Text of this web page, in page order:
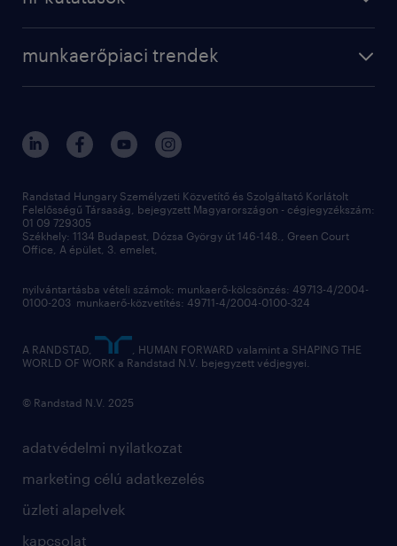
kapcsolat
operational
kapcsolat
employer brand research
munkaerőpiaci trendek
hr kutatások
kiválasztás
megtartás
munkahelyi teljesítmény
toborzás
munkaerőpiac
hírlevél
adatvédelmi nyilatkozat
marketing célú adatkezelés
üzleti alapelvek
kapcsolat
Randstad Hungary Személyzeti Közvetítő és Szolgáltató Korlátolt
Felelősségű Társaság, bejegyzett Magyarországon - cégjegyzékszám:
01 09 729305
Székhely: 1134 Budapest, Dózsa György út 146-148., Green Court
Office, A épület, 3. emelet,
nyilvántartásba vételi számok: munkaerő-kölcsönzés: 49713-4/2004-
0100-203 munkaerő-közvetítés: 49711-4/2004-0100-324
A RANDSTAD,
, HUMAN FORWARD valamint a SHAPING THE
WORLD OF WORK a Randstad N.V. bejegyzett védjegyei.
© Randstad N.V. 2025